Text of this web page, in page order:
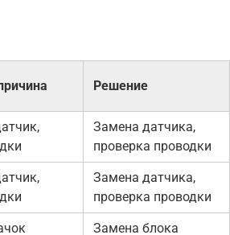
Решение
Замена датчика,
проверка проводки
Замена датчика,
проверка проводки
Замена блока